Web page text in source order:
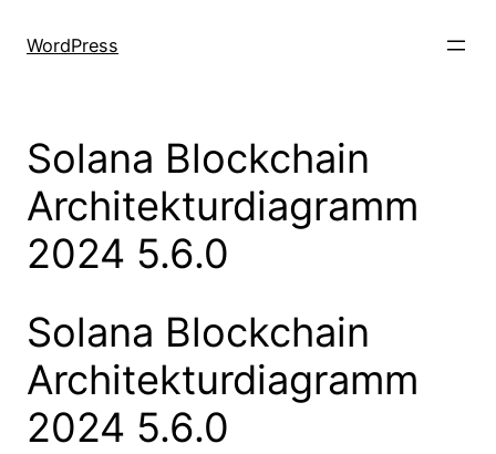
WordPress
Solana Blockchain
Architekturdiagramm
2024 5.6.0
Solana Blockchain
Architekturdiagramm
2024 5.6.0